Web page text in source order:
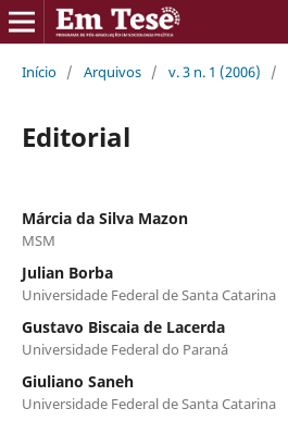
Início / Arquivos / v. 3 n. 1 (2006) /
Editorial
Márcia da Silva Mazon
MSM
Julian Borba
Universidade Federal de Santa Catarina
Gustavo Biscaia de Lacerda
Universidade Federal do Paraná
Giuliano Saneh
Universidade Federal de Santa Catarina